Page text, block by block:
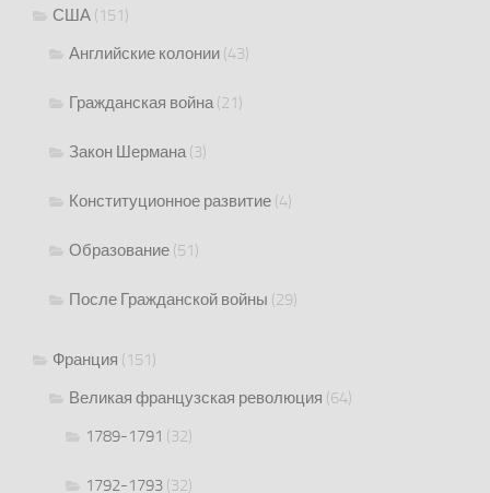
США (151)
Английские колонии (43)
Гражданская война(21)
Закон Шермана(3)
Конституционное развитие (4)
Образование (51)
После Гражданской войны (29)
Франция (151)
Великая французская революция (64)
1789-1791 (32)
1792-1793 (32)